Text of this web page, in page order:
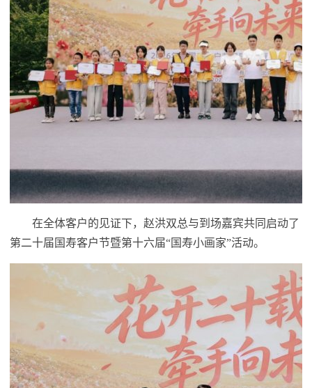
在全体客户的见证下，赵洪双总与到场嘉宾共同启动了
第二十届国寿客户节暨第十六届“国寿小画家”活动。